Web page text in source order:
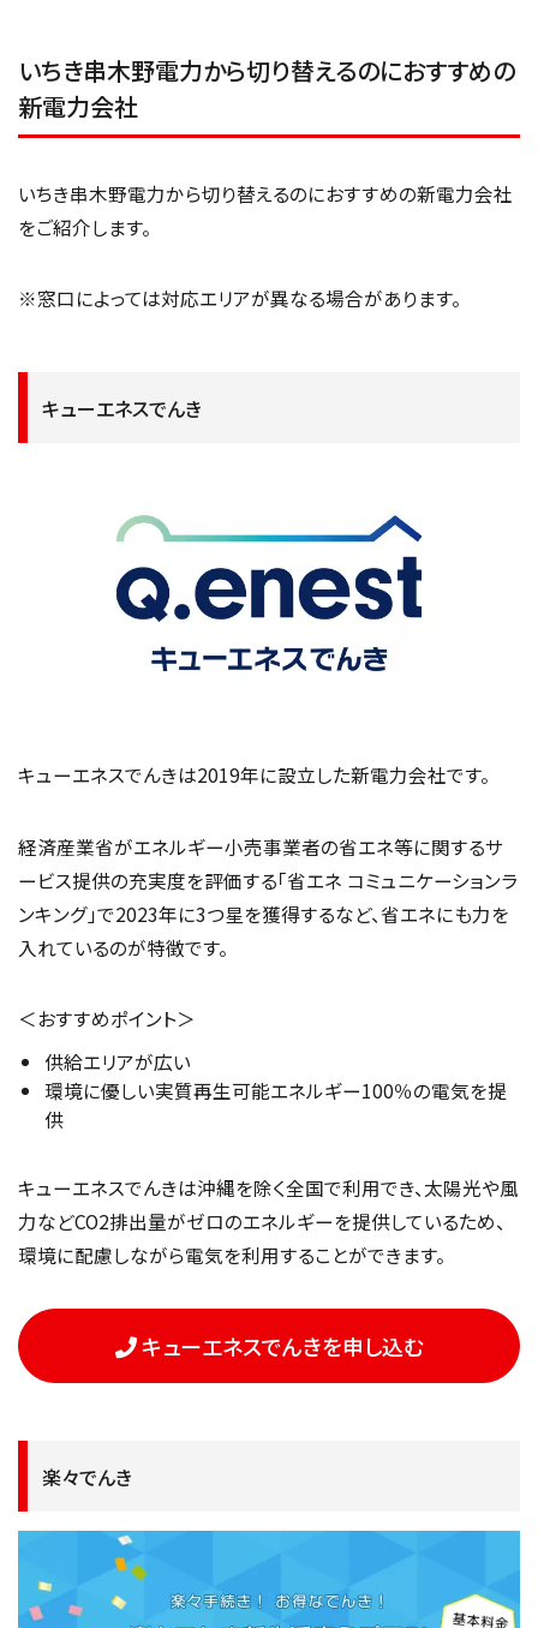
いちき串木野電力から切り替えるのにおすすめの
新電力会社
いちき串木野電力から切り替えるのにおすすめの新電力会社
をご紹介します。
※窓口によっては対応エリアが異なる場合があります。
キューエネスでんき
キューエネスでんきは2019年に設立した新電力会社です。
経済産業省がエネルギー小売事業者の省エネ等に関するサ
ービス提供の充実度を評価する「省エネ コミュニケーションラ
ンキング」で2023年に3つ星を獲得するなど、省エネにも力を
入れているのが特徴です。
＜おすすめポイント＞
供給エリアが広い
環境に優しい実質再生可能エネルギー100％の電気を提
供
キューエネスでんきは沖縄を除く全国で利用でき、太陽光や風
力などCO2排出量がゼロのエネルギーを提供しているため、
環境に配慮しながら電気を利用することができます。
キューエネスでんきを申し込む
楽々でんき